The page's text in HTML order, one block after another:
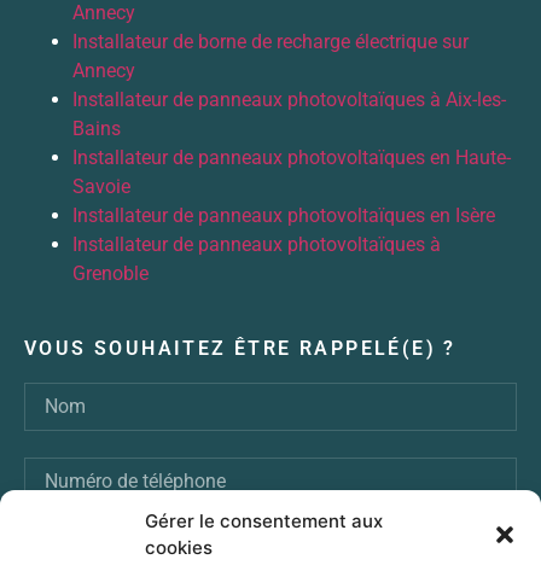
Gérer le consentement aux
cookies
Annecy
Installateur de borne de recharge électrique sur
Annecy
Installateur de panneaux photovoltaïques à Aix-les-
Bains
Installateur de panneaux photovoltaïques en Haute-
Savoie
Installateur de panneaux photovoltaïques en Isère
Installateur de panneaux photovoltaïques à
Grenoble
VOUS SOUHAITEZ ÊTRE RAPPELÉ(E) ?